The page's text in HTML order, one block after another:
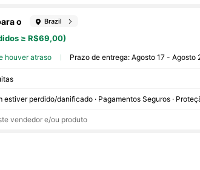
o Brazil
≥ R$69,00)
houver atraso Prazo de entrega:Agosto 17 - Agosto
estiver perdido/danificado · Pagamentos Seguros ·
vendedor e/ou produto